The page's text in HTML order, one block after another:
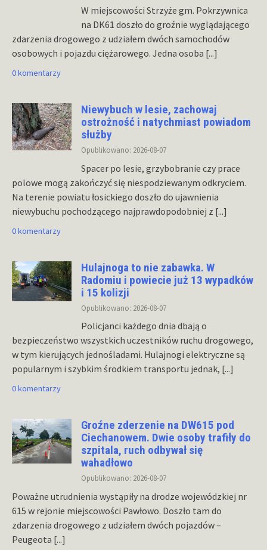
W miejscowości Strzyże gm. Pokrzywnica
na DK61 doszło do groźnie wyglądającego
zdarzenia drogowego z udziałem dwóch samochodów
osobowych i pojazdu ciężarowego. Jedna osoba [...]
0 komentarzy
Niewybuch w lesie, zachowaj
ostrożność i natychmiast powiadom
służby
Opublikowano: 2026-08-07
Spacer po lesie, grzybobranie czy prace
polowe mogą zakończyć się niespodziewanym odkryciem.
Na terenie powiatu łosickiego doszło do ujawnienia
niewybuchu pochodzącego najprawdopodobniej z [...]
0 komentarzy
Hulajnoga to nie zabawka. W
Radomiu i powiecie już 13 wypadków
i 15 kolizji
Opublikowano: 2026-08-07
Policjanci każdego dnia dbają o
bezpieczeństwo wszystkich uczestników ruchu drogowego,
w tym kierujących jednośladami. Hulajnogi elektryczne są
popularnym i szybkim środkiem transportu jednak, [...]
0 komentarzy
Groźne zderzenie na DW615 pod
Ciechanowem. Dwie osoby trafiły do
szpitala, ruch odbywał się
wahadłowo
Opublikowano: 2026-08-07
Poważne utrudnienia wystąpiły na drodze wojewódzkiej nr
615 w rejonie miejscowości Pawłowo. Doszło tam do
zdarzenia drogowego z udziałem dwóch pojazdów –
Peugeota [...]